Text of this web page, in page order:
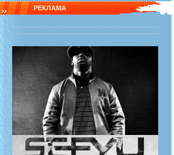
РЕКЛАМА